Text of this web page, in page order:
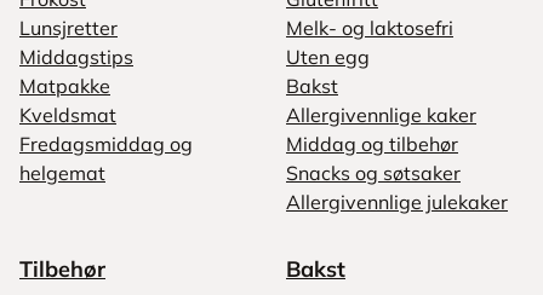
Lunsjretter
Middagstips
Matpakke
Kveldsmat
Fredagsmiddag og
helgemat
Melk- og laktosefri
Uten egg
Bakst
Allergivennlige kaker
Middag og tilbehør
Snacks og søtsaker
Allergivennlige julekaker
Tilbehør Bakst